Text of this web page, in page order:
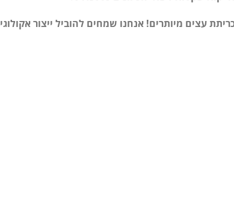
עצים מיותרים! אנחנו שמחים להוביל ייצור אקולוגי